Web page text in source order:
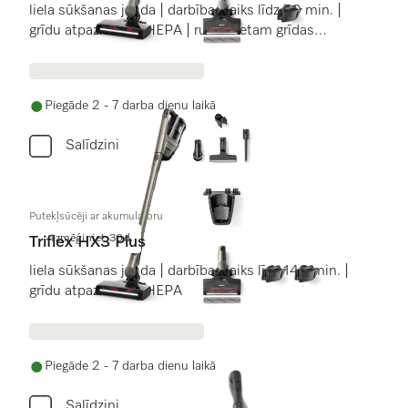
liela sūkšanas jauda | darbības laiks līdz 70 min. |
grīdu atpazīšana | HEPA | rullis cietam grīdas
Piegāde 2 - 7 darba dienu laikā
Salīdzini
Izmēģiniet 30d.
Putekļsūcēji ar akumulatoru
Triflex HX3 Plus
liela sūkšanas jauda | darbības laiks līdz 140 min. |
grīdu atpazīšana | HEPA
Piegāde 2 - 7 darba dienu laikā